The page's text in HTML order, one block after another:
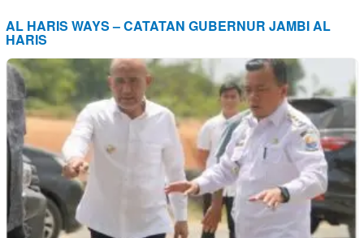
AL HARIS WAYS – CATATAN GUBERNUR JAMBI AL
HARIS